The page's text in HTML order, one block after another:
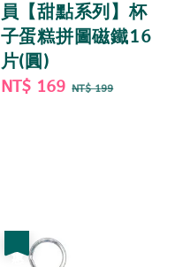
員【甜點系列】杯
子蛋糕拼圖磁鐵16
片(圓)
Sale
NT$ 169 Regular
NT$ 199